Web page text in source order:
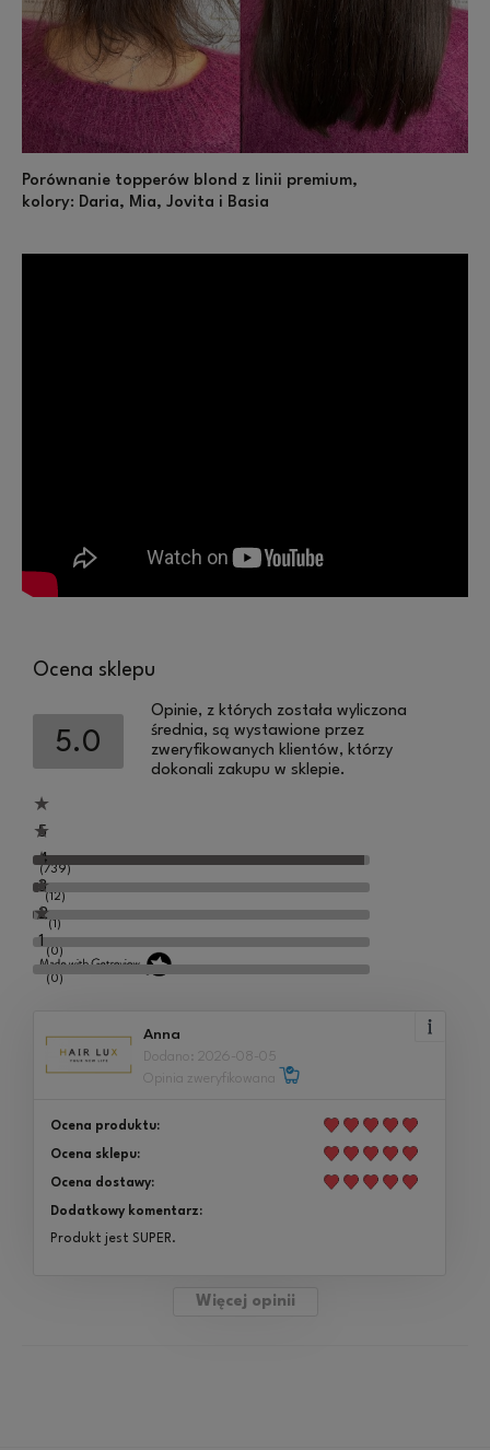
Porównanie topperów blond z linii premium,
kolory: Daria, Mia, Jovita i Basia
Ocena sklepu
5.0
Opinie, z których została wyliczona
średnia, są wystawione przez
zweryfikowanych klientów, którzy
dokonali zakupu w sklepie.
5
(739)
4
(12)
3
(1)
2
(0)
1
(0)
Anna
Dodano: 2026-08-05
Opinia zweryfikowana
Ocena produktu:
Ocena sklepu:
Ocena dostawy:
Dodatkowy komentarz:
Produkt jest SUPER.
Więcej opinii